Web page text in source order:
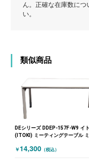
ん。正確な在庫数に
い。
類似商品
DEシリーズ DDEP-157F-W9 イ
(ITOKI) ミーティングテーブル ミ
￥ 14,300 （税込）